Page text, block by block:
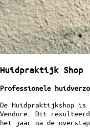
Huidpraktijk Shop
Professionele
De Huidpraktijkshop is
Vendure. Dit
het jaar na de overstap